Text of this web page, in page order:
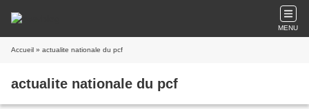
MENU
Accueil » actualite nationale du pcf
actualite nationale du pcf